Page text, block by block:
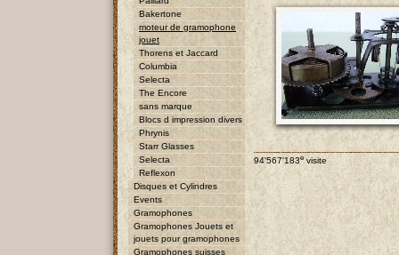
Bakertone
moteur de gramophone
jouet
Thorens et Jaccard
Columbia
Selecta
The Encore
sans marque
Blocs d impression divers
Phrynis
Starr Glasses
Selecta
Reflexon
Disques et Cylindres
Events
Gramophones
Gramophones Jouets et
jouets pour gramophones
Gramophones suisses
94'567'183e visite